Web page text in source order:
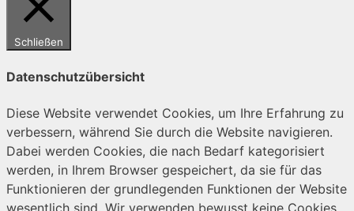
Schließen
Datenschutzübersicht
Diese Website verwendet Cookies, um Ihre Erfahrung zu
verbessern, während Sie durch die Website navigieren.
Dabei werden Cookies, die nach Bedarf kategorisiert
werden, in Ihrem Browser gespeichert, da sie für das
Funktionieren der grundlegenden Funktionen der Website
wesentlich sind. Wir verwenden bewusst keine Cookies